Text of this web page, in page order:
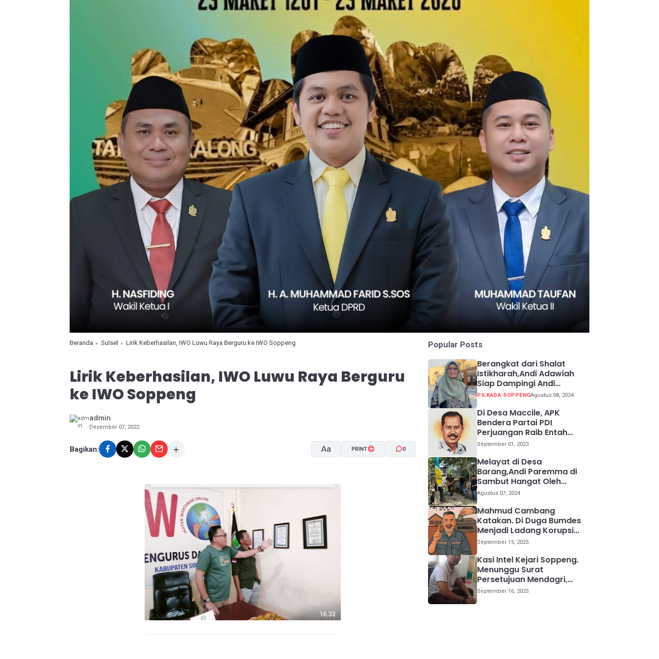
Beranda Sulsel Lirik Keberhasilan, IWO Luwu Raya Berguru ke IWO Soppeng
Lirik Keberhasilan, IWO Luwu Raya Berguru
ke IWO Soppeng
admin
Desember 07, 2022
Bagikan: Aa PRINT 0
Popular Posts
Berangkat dari Shalat
Istikharah,Andi Adawiah
Siap Dampingi Andi
Mapparemma
PILKADA SOPPENGAgustus 08, 2024
Di Desa Maccile, APK
Bendera Partai PDI
Perjuangan Raib Entah
kemana
September 01, 2023
Melayat di Desa
Barang,Andi Paremma di
Sambut Hangat Oleh
Warga
Agustus 07, 2024
Mahmud Cambang
Katakan. Di Duga Bumdes
Menjadi Ladang Korupsi
Bagi Para Kepala Desa
September 15, 2025
Kasi Intel Kejari Soppeng.
Menunggu Surat
Persetujuan Mendagri,
Kami Akan Periksa Mantan
September 16, 2025